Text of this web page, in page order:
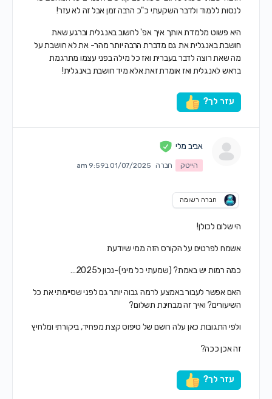
לנסות ללמוד ולדבר השקעתי כ"כ הרבה זמן אבל זה לא עזר!
היא פשוט מלמדת אותך איך אפ' לחשוב באנגלית וברגע שאת
חושבת באנגלית את גם מדברת הרבה יותר מהר- את לא חושבת על
מה שאת רוצה לדבר בעברית ואז כל מילה בפני עצמו מתרגמת
בראש לאנגלית ואז אומרת זאת אלא מיד חושבת באנגלית!
עזר לך?
אביב מלי
הייטק חברה 01/07/2025 ב9:59 am
חברה רשומה
הי שלום לכולן!
אשמח לפרטים על הקורס הזה ממי שיודעת
כמה רמות יש באמת? (שמעתי כל מיני)-נכון ל2025…
האם אפשר לעבור באמצע לרמה גבוה יותר גם לפני שסיימתי את כל
השיעורים? ואיך זה מבחינת תשלום?
ולפי התגובות כאן עלה רושם של טיפוס קצת מפחיד, ביקורתי ומלחיץ
זה אכן ככה?
עזר לך?